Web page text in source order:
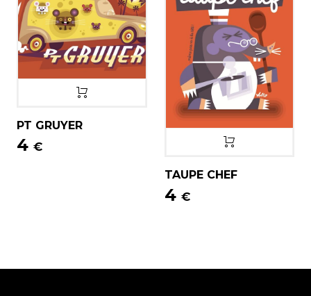
PT GRUYER
4 €
TAUPE CHEF
4 €